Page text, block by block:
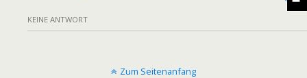
KEINE ANTWORT
Zum Seitenanfang